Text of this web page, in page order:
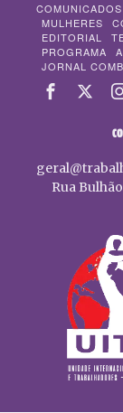
COMUNICADOS
MULHERES
EDITORIAL
PROGRAMA
JORNAL
Rua